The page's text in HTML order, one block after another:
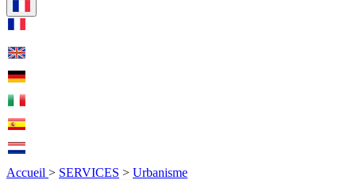
Accueil > SERVICES > Urbanisme